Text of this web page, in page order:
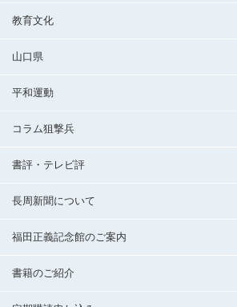
教育文化
山口県
平和運動
コラム狙撃兵
書評・テレビ評
長周新聞について
福田正義記念館のご案内
書籍のご紹介